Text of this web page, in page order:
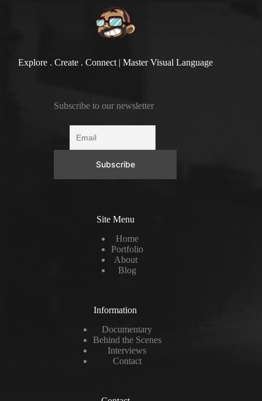
Explore . Create . Connect | Master Visual Language
Subscribe to our newsletter
Site Menu
Home
Portfolio
About
Blog
Information
Documentary
Behind the Scenes
Interviews
Contact